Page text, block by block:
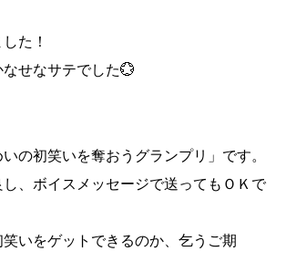
た！
せなサテでした💮
の初笑いを奪おうグランプリ」です。
、ボイスメッセージで送ってもＯＫで
いをゲットできるのか、乞うご期